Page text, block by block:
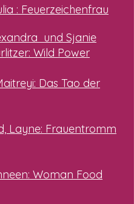
: Feuerzeichenfrau
und Sjanie
Wild Power
: Das Tao der
Layne: Frauentromm
: Woman Food